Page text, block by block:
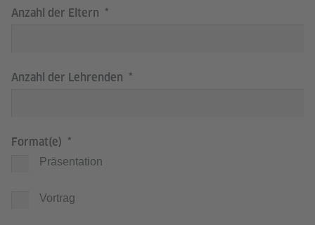
Anzahl der Eltern
Anzahl der Lehrenden
Format(e)
Präsentation
Vortrag